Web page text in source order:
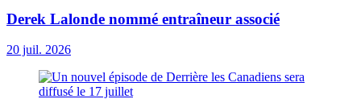
Derek Lalonde nommé entraîneur associé
20 juil. 2026